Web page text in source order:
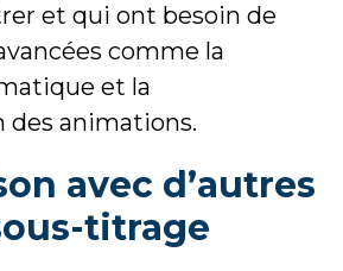
et qui ont besoin de
comme la
et la
des animations.
avec d’autres
titrage